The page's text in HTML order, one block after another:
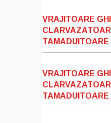
VRAJITOARE
TAMADUITOARE
VRAJITOARE
TAMADUITOARE